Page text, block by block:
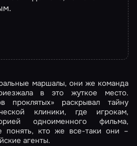
маршалы, они же команда
в это жуткое место.
проклятых» раскрывал тайну
клиники, где игрокам,
одноименного фильма,
понять, кто же все-таки они –
агенты.